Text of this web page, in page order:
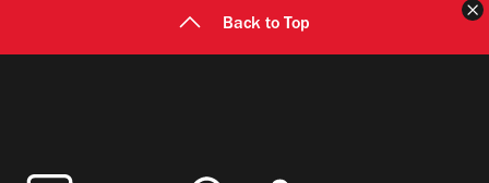
Back to Top